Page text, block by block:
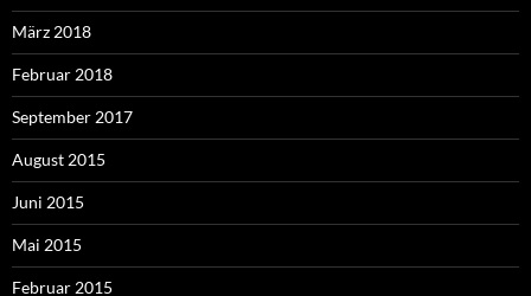
März 2018
Februar 2018
September 2017
August 2015
Juni 2015
Mai 2015
Februar 2015